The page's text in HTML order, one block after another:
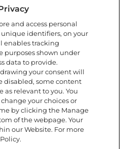
and access personal
identifiers, on your
enables tracking
purposes shown under
data to provide.
your consent will
disabled, some content
as relevant to you. You
your choices or
by clicking the Manage
of the webpage. Your
our Website. For more